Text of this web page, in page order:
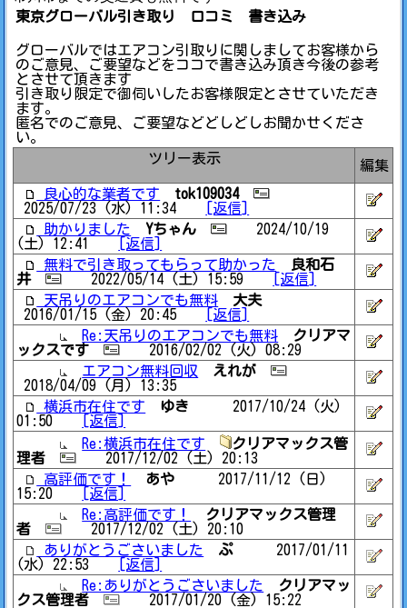
東京グローバル引き取り 口コミ 書き込み
グローバルではエアコン引取りに関しましてお客様から
のご意見、ご要望などをココで書き込み頂き今後の参考
とさせて頂きます
引き取り限定で御伺いしたお客様限定とさせていただき
ます。
匿名でのご意見、ご要望などどしどしお聞かせくださ
い。
ツリー表示
編集
良心的な業者です
tok109034
2025/07/23 (水) 11:34
[返信]
助かりました
Yちゃん
2024/10/19
(土) 12:41
[返信]
無料で引き取ってもらって助かった
良和石
井
2022/05/14 (土) 15:59
[返信]
天吊りのエアコンでも無料
大夫
2016/01/15 (金) 20:45
[返信]
Re:天吊りのエアコンでも無料
クリアマ
ックスです
2016/02/02 (火) 08:29
エアコン無料回収
えれが
2018/04/09 (月) 13:35
横浜市在住です
ゆき 2017/10/24 (火)
01:50
[返信]
Re:横浜市在住です
クリアマックス管
理者
2017/12/02 (土) 20:13
高評価です！
あや 2017/11/12 (日)
15:20
[返信]
Re:高評価です！
クリアマックス管理
者
2017/12/02 (土) 20:10
ありがとうごさいました
ぷ2017/01/11
(水) 22:53
[返信]
Re:ありがとうごさいました
クリアマッ
クス管理者
2017/01/20 (金) 15:22